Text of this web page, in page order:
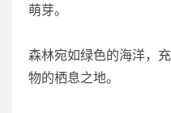
萌芽。
森林宛如绿色的海洋，
物的栖息之地。